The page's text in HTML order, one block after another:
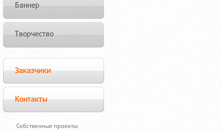
Баннер
Творчество
Заказчики
Контакты
Собственные проекты: